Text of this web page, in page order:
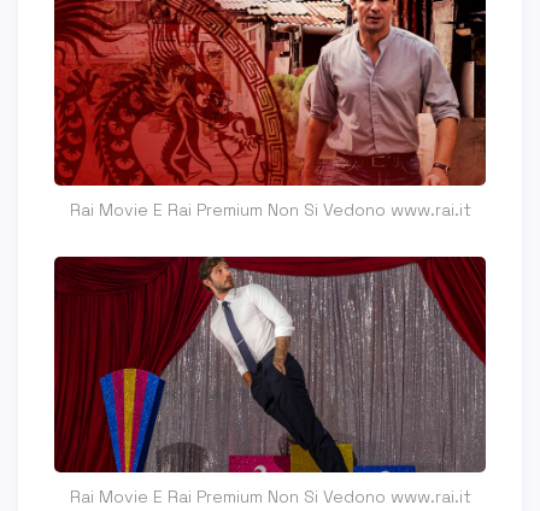
Rai Movie E Rai Premium Non Si Vedono www.rai.it
Rai Movie E Rai Premium Non Si Vedono www.rai.it